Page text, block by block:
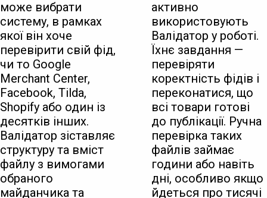
може вибрати
систему, в рамках
якої він хоче
перевірити свій фід,
чи то Google
Merchant Center,
Facebook, Tilda,
Shopify або один із
десятків інших.
Валідатор зіставляє
структуру та вміст
файлу з вимогами
обраного
майданчика та
активно
використовують
Валідатор у роботі.
Їхнє завдання —
перевіряти
коректність фідів і
переконатися, що
всі товари готові
до публікації. Ручна
перевірка таких
файлів займає
години або навіть
дні, особливо якщо
йдеться про тисячі